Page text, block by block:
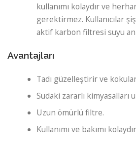
kullanımı kolaydır ve
gerektirmez. Kullanıcılar
aktif karbon filtresi suyu
Avantajları
Tadı güzelleştirir ve
Sudaki zararlı kimyasalları
Uzun ömürlü filtre.
Kullanımı ve bakımı